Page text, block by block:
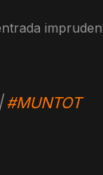
#MUNTOT